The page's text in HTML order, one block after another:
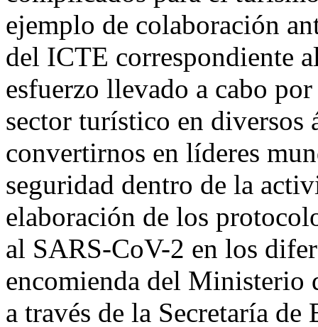
ejemplo de colaboración
del ICTE correspondiente
esfuerzo llevado a cabo
sector turístico en diversos
convertirnos en líderes
seguridad dentro de la
elaboración de los
al SARS-CoV-2 en los
encomienda del Ministerio
a través de la Secretaría